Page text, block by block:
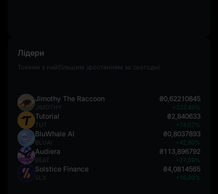
Лідери
Токени з найбільшим зростанням за сьогодні
Jimothy The Raccoon
JIMOTHY
₴0,62210845
+223,49%
Tutorial
TUT
₴2,840633
+74,07%
BluWhale AI
BLUAI
₴0,8037893
+42,80%
Audiera
BEAT
₴113,896792
+27,59%
Solstice Finance
SLX
₴4,0814565
+16,93%